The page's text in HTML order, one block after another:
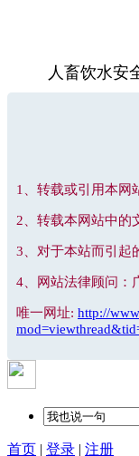
人畜饮水安
1、转载或引用本网
2、转载本网站中的
3、对于本站而引起
4、网站法律顾问：
唯一网址: http://
首页 | 登录 | 注册